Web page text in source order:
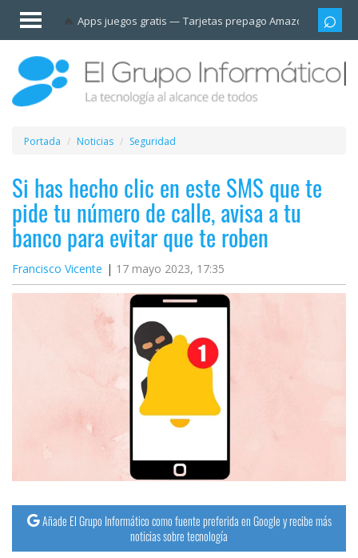
Apps juegos gratis Tarjetas prepago Amazon
Invitado
Iniciar
sesión /
Registrarse
Esenciales
Móviles
Ofertas
Apps
Redes
sociales
Operadores
Trucos
y
Tutoriales
Ciberseguridad
Portada Noticias Seguridad
Si has hecho clic en este SMS que te
pide tu número de calle, avisa a tu
banco para evitar que te roben
Francisco Vicente 17 mayo 2023, 17:35
Añade El Grupo Informático como fuente preferida en Google y recibe más
noticias sobre tecnología